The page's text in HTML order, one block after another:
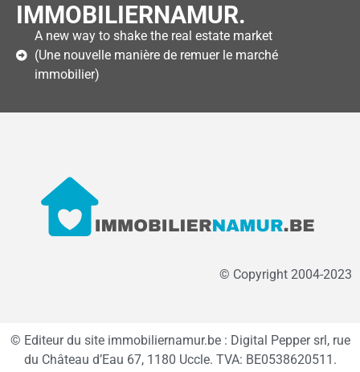
IMMOBILIERNAMUR.
A new way to shake the real estate market
(Une nouvelle manière de remuer le marché
immobilier)
© Copyright 2004-2023
© Editeur du site immobiliernamur.be : Digital Pepper srl, rue
du Château d’Eau 67, 1180 Uccle. TVA: BE0538620511.